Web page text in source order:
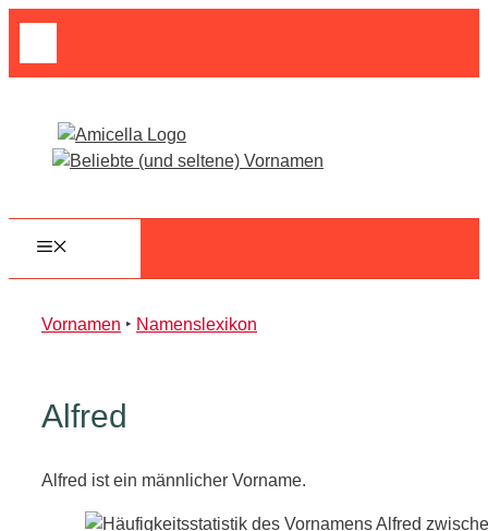
Zum
Vornamen ‣ Namenslexikon
Alfred
Alfred ist ein männlicher Vorname.